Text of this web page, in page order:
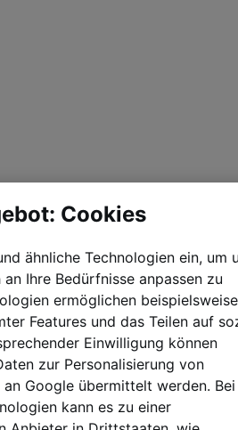
Cookies
ähnliche Technologien ein, um
Ihre Bedürfnisse anpassen zu
ermöglichen
Features und das Teilen auf
Einwilligung können
zur Personalisierung von
an Google übermittelt werden. Bei
kann es zu einer